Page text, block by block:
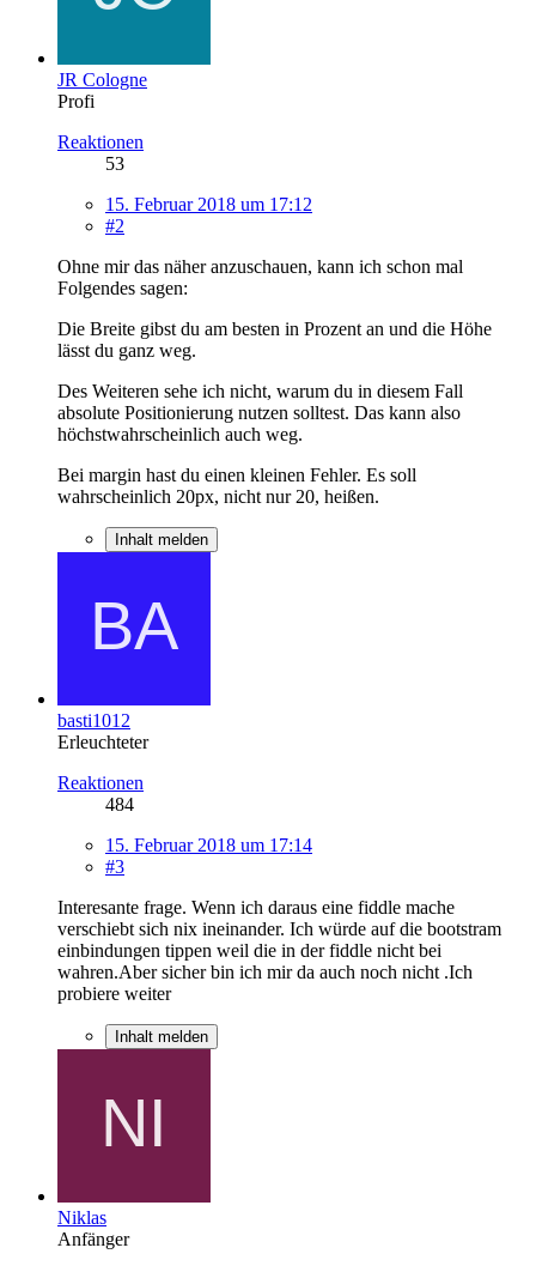
JR Cologne
Profi
Reaktionen
53
15. Februar 2018 um 17:12
#2
Ohne mir das näher anzuschauen, kann ich schon mal
Folgendes sagen:
Die Breite gibst du am besten in Prozent an und die Höhe
lässt du ganz weg.
Des Weiteren sehe ich nicht, warum du in diesem Fall
absolute Positionierung nutzen solltest. Das kann also
höchstwahrscheinlich auch weg.
Bei margin hast du einen kleinen Fehler. Es soll
wahrscheinlich 20px, nicht nur 20, heißen.
Inhalt melden
basti1012
Erleuchteter
Reaktionen
484
15. Februar 2018 um 17:14
#3
Interesante frage. Wenn ich daraus eine fiddle mache
verschiebt sich nix ineinander. Ich würde auf die bootstram
einbindungen tippen weil die in der fiddle nicht bei
wahren.Aber sicher bin ich mir da auch noch nicht .Ich
probiere weiter
Inhalt melden
Niklas
Anfänger